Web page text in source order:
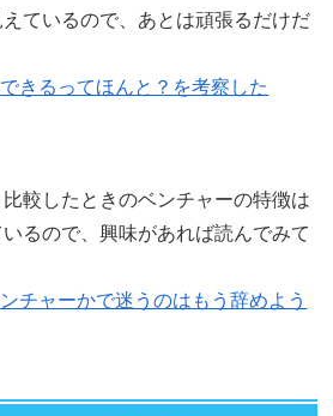
ているので、あとは頑張るだけだ
きるってほんと？を考察した
較したときのベンチャーの特徴は
るので、興味があれば読んでみて
チャーかで迷うのはもう辞めよう